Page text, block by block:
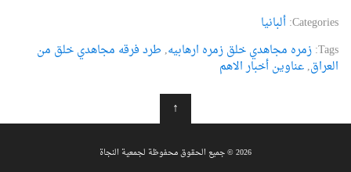
Categories: ألبانيا
Tags: زمره مجاهدي خلق زمره ارهابیه,طرد فرقه مجاهدي خلق من
العراق,عناوین أخبار الاهم
↑
2026 © جميع الحقوق محفوظة لجمعية النجاة